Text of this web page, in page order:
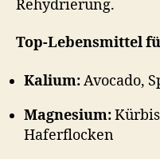
Rehydrierung.
Top-Lebensmittel
Kalium:Avocado,
Magnesium:
Haferflocken